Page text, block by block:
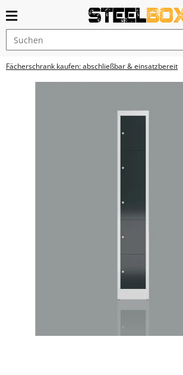
Fächerschrank kaufen: abschließbar & einsatzbereit